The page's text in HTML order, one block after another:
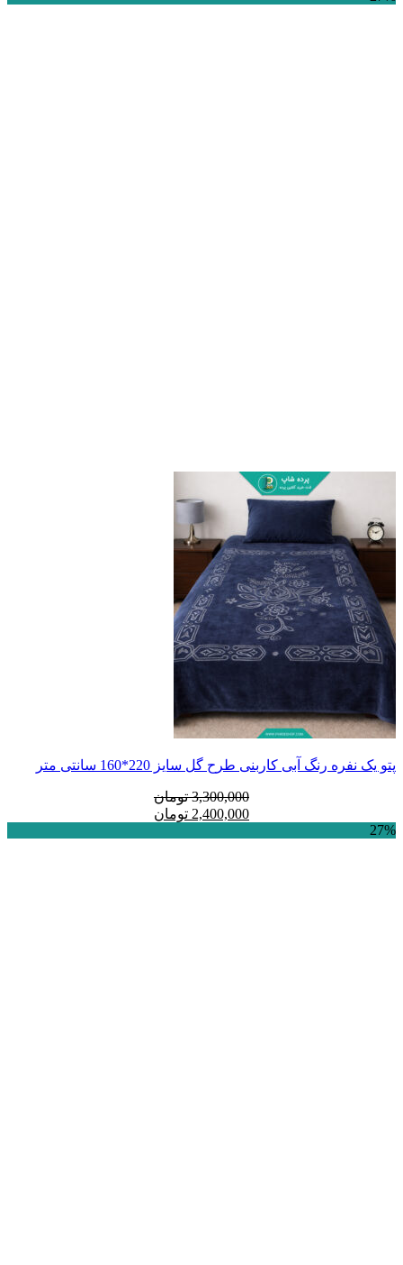
پتو یک نفره رنگ آبی کاربنی طرح گل سایز 220*160 سانتی متر
3,300,000 تومان
قیمت
اصلی:2,400,000 تومان
قیمت
فعلی:
27%